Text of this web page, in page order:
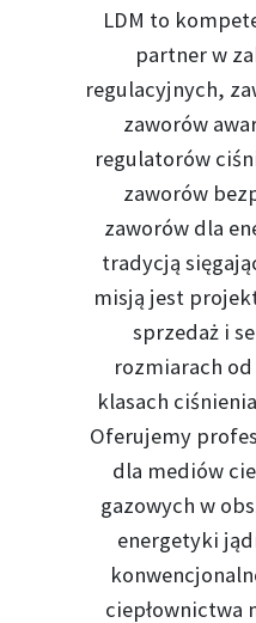
LDM to
partner w
regulacyjnych,
zaworów
regulatorów
zaworów
zaworów dla
tradycją
misją jest
sprzedaż i
rozmiarach od
klasach
Oferujemy
dla mediów
gazowych w
energetyki
ciepłownictwa